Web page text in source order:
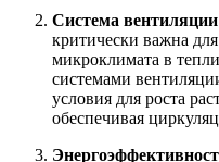
Система вентиляции
критически важна
микроклимата в
системами
условия для роста
обеспечивая